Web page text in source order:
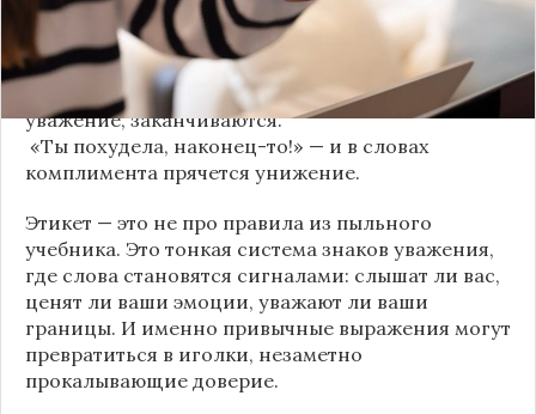
«Да я никому не расскажу, правда». И через пару
дней вашу историю пересказывает другой
человек.
«Хватит ныть» — и разговор, а вместе с ним
уважение, заканчиваются.
«Ты похудела, наконец-то!» — и в словах
комплимента прячется унижение.
Этикет — это не про правила из пыльного
учебника. Это тонкая система знаков уважения,
где слова становятся сигналами: слышат ли вас,
ценят ли ваши эмоции, уважают ли ваши
границы. И именно привычные выражения могут
превратиться в иголки, незаметно
прокалывающие доверие.